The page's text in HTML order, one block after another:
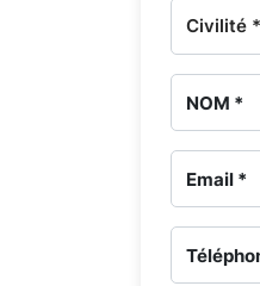
Services
funéraires
gestion